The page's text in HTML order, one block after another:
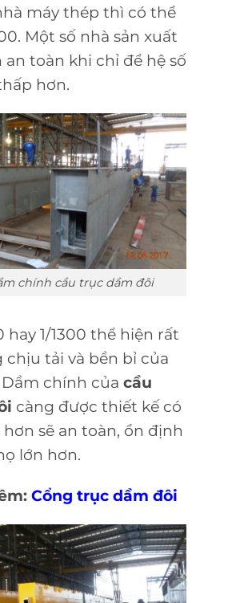
máy thép thì có thể
Một số nhà sản xuất
toàn khi chỉ để hệ số
hơn.
chính cầu trục dầm đôi
hay 1/1300 thể hiện rất
chịu tải và bền bỉ của
chính của cầu
càng được thiết kế có
sẽ an toàn, ổn định
lớn hơn.
Cổng trục dầm đôi